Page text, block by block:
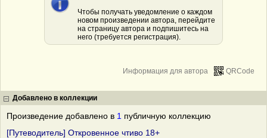
Чтобы получать уведомление о каждом
новом произведении автора, перейдите
на страницу автора и подпишитесь на
него (требуется регистрация).
QRCode
Информация для автора
Добавлено в коллекции
Произведение добавлено в 1 публичную коллекцию
[Путеводитель] Откровенное чтиво 18+